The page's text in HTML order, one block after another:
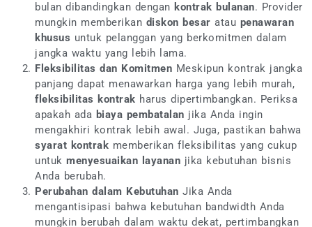
bulan dibandingkan dengan kontrak bulanan. Provider
mungkin memberikan diskon besar atau penawaran
khusus untuk pelanggan yang berkomitmen dalam
jangka waktu yang lebih lama.
Fleksibilitas dan Komitmen Meskipun kontrak jangka
panjang dapat menawarkan harga yang lebih murah,
fleksibilitas kontrak harus dipertimbangkan. Periksa
apakah ada biaya pembatalan jika Anda ingin
mengakhiri kontrak lebih awal. Juga, pastikan bahwa
syarat kontrak memberikan fleksibilitas yang cukup
untuk menyesuaikan layanan jika kebutuhan bisnis
Anda berubah.
Perubahan dalam Kebutuhan Jika Anda
mengantisipasi bahwa kebutuhan bandwidth Anda
mungkin berubah dalam waktu dekat, pertimbangkan